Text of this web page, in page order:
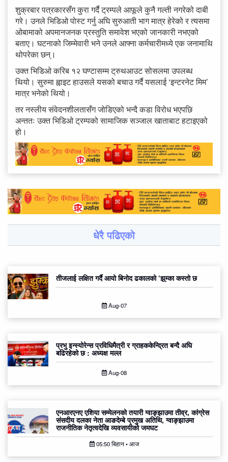
शुक्रबार पत्रकारसँग कुरा गर्दै ट्रम्पले आफूले कुनै गल्ती नगरेको दाबी
गरे। उनले भिडिओ पोस्ट गर्नु अघि सुरुआती भाग मात्र हेरेको र त्यसमा
ओबामाको अपमानजनक प्रस्तुति समावेश भएको जानकारी नभएको
बताए। घटनाको जिम्मेवारी भने उनले आफ्ना कर्मचारीमध्ये एक जनामाथि
थोपरेका छन्।
उक्त भिडिओ करिब १२ घण्टासम्म ट्रुथआउट सोसलमा उपलब्ध
थियो। सुरुमा ह्वाइट हाउसले यसको बचाउ गर्दै यसलाई ‘इन्टरनेट मिम’
मात्र भनेको थियो।
तर नस्लीय संवेदनशीलतासँग जोडिएको भन्दै कडा विरोध भएपछि
अन्ततः उक्त भिडिओ ट्रम्पको सामाजिक सञ्जाल खाताबाट हटाइएको
हो।
धेरै पढिएको
तीजलाई लक्षित गर्दै आयो बिनोद ढकालको ‘झुम्का कस्तो छ
Aug-07
प्रभु इन्स्योरेन्स प्रविधिमैत्री र ग्राहककेन्द्रित बन्दै अघि
बढिरहेको छ : अध्यक्ष मल्ल
Aug-08
एनआरएनए एशिया सम्मेलनको तयारी ग्वाङ्झाउमा तीव्र, कांग्रेस
संसदीय दलका नेता आङदेम्बे प्रमुख अतिथि, ग्वाङ्झाउमा
राजनीतिक नेतृत्वदेखि व्यवसायीको जमघट
05:50 बिहान • आज